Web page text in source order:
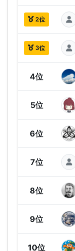
2位
3位
4位
5位
6位
7位
8位
9位
10位